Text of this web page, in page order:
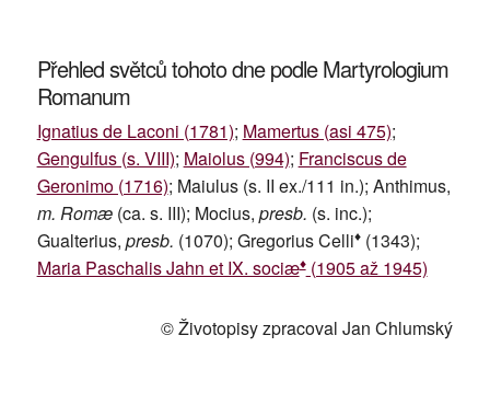
Přehled světců tohoto dne podle Martyrologium
Romanum
Ignatius de Laconi (1781); Mamertus (asi 475);
Gengulfus (s. VIII); Maiolus (994); Franciscus de
Geronimo (1716); Maiulus (s. II ex./111 in.); Anthimus,
m. Romæ(ca. s. III); Mocius, presb. (s. inc.);
Gualterius, presb. (1070); Gregorius Celli♦(1343);
Maria Paschalis Jahn et IX. sociæ♦(1905 až 1945)
© Životopisy zpracoval Jan Chlumský